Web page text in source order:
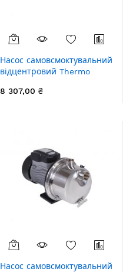
Насос самовсмоктувальний
відцентровий Thermo
кВт
8 307,00 ₴
Насос самовсмоктувальний